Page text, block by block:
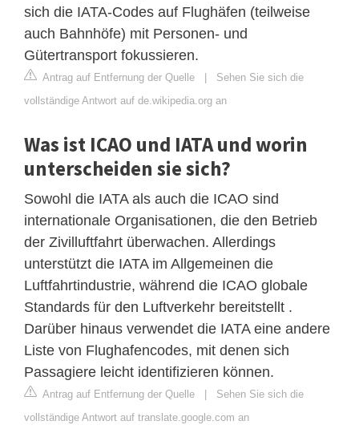
sich die IATA-Codes auf Flughäfen (teilweise
auch Bahnhöfe) mit Personen- und
Gütertransport fokussieren.
Antrag auf Entfernung der Quelle
Sehen Sie sich die
vollständige Antwort auf de.wikipedia.org an
Was ist ICAO und IATA und worin
unterscheiden sie sich?
Sowohl die IATA als auch die ICAO sind
internationale Organisationen, die den Betrieb
der Zivilluftfahrt überwachen. Allerdings
unterstützt die IATA im Allgemeinen die
Luftfahrtindustrie, während die ICAO globale
Standards für den Luftverkehr bereitstellt .
Darüber hinaus verwendet die IATA eine andere
Liste von Flughafencodes, mit denen sich
Passagiere leicht identifizieren können.
Antrag auf Entfernung der Quelle
Sehen Sie sich die
vollständige Antwort auf translate.google.com an